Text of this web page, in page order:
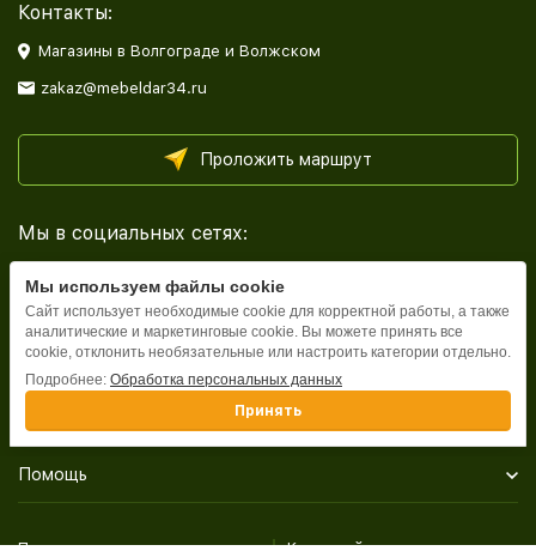
Контакты:
Магазины в Волгограде и Волжском
zakaz@mebeldar34.ru
Проложить маршрут
Мы в социальных сетях:
Каталог
Помощь
Политика персональных данных Карта сайта
Мы используем файлы cookie
Сайт использует необходимые cookie для корректной работы, а также
аналитические и маркетинговые cookie. Вы можете принять все
cookie, отклонить необязательные или настроить категории отдельно.
Подробнее: Обработка персональных данных
Принять